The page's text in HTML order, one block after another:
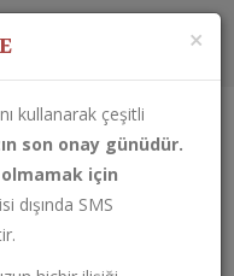
×
kullanarak çeşitli
son onay günüdür.
olmamak için
dışında SMS